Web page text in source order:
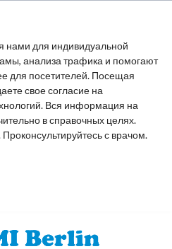
нами для индивидуальной
анализа трафика и помогают
для посетителей. Посещая
свое согласие на
Вся информация на
в справочных целях.
с врачом.